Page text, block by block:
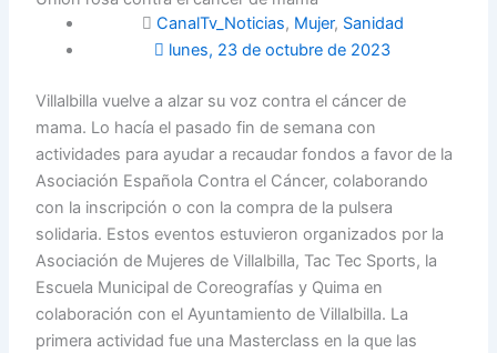
CanalTv_Noticias, Mujer, Sanidad
lunes, 23 de octubre de 2023
Villalbilla vuelve a alzar su voz contra el cáncer de
mama. Lo hacía el pasado fin de semana con
actividades para ayudar a recaudar fondos a favor de la
Asociación Española Contra el Cáncer, colaborando
con la inscripción o con la compra de la pulsera
solidaria. Estos eventos estuvieron organizados por la
Asociación de Mujeres de Villalbilla, Tac Tec Sports, la
Escuela Municipal de Coreografías y Quima en
colaboración con el Ayuntamiento de Villalbilla. La
primera actividad fue una Masterclass en la que las